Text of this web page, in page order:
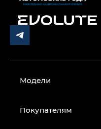
Модели
Покупателям